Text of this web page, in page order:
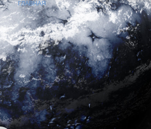
ГЛАВНАЯ